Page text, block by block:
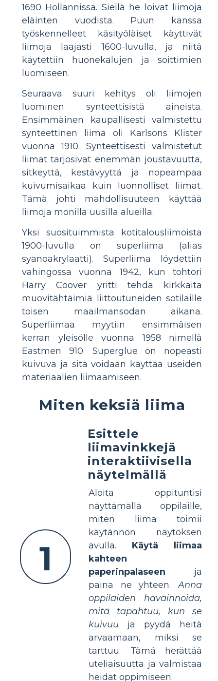
1690 Hollannissa. Siellä he loivat liimoja
eläinten vuodista. Puun kanssa
työskennelleet käsityöläiset käyttivät
liimoja laajasti 1600-luvulla, ja niitä
käytettiin huonekalujen ja soittimien
luomiseen.
Seuraava suuri kehitys oli liimojen
luominen synteettisistä aineista.
Ensimmäinen kaupallisesti valmistettu
synteettinen liima oli Karlsons Klister
vuonna 1910. Synteettisesti valmistetut
liimat tarjosivat enemmän joustavuutta,
sitkeyttä, kestävyyttä ja nopeampaa
kuivumisaikaa kuin luonnolliset liimat.
Tämä johti mahdollisuuteen käyttää
liimoja monilla uusilla alueilla.
Yksi suosituimmista kotitalousliimoista
1900-luvulla on superliima (alias
syanoakrylaatti). Superliima löydettiin
vahingossa vuonna 1942, kun tohtori
Harry Coover yritti tehdä kirkkaita
muovitähtäimiä liittoutuneiden sotilaille
toisen maailmansodan aikana.
Superliimaa myytiin ensimmäisen
kerran yleisölle vuonna 1958 nimellä
Eastmen 910. Superglue on nopeasti
kuivuva ja sitä voidaan käyttää useiden
materiaalien liimaamiseen.
Miten keksiä liima
1
Esittele
liimavinkkejä
interaktiivisella
näytelmällä
Aloita oppituntisi
näyttämällä oppilaille,
miten liima toimii
käytännön näytöksen
avulla. Käytä liimaa
kahteen
paperinpalaseen ja
paina ne yhteen.Anna
oppilaiden havainnoida,
mitä tapahtuu, kun se
kuivuu ja pyydä heitä
arvaamaan, miksi se
tarttuu. Tämä herättää
uteliaisuutta ja valmistaa
heidät oppimiseen.